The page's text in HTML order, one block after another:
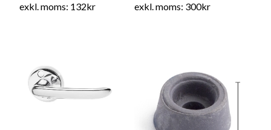
exkl. moms: 132kr exkl. moms: 300kr